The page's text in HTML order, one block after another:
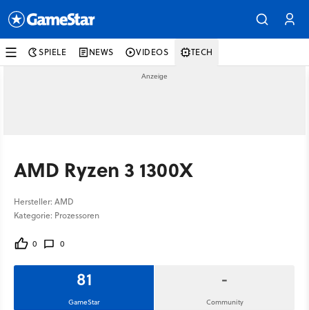
SPIELE NEWS VIDEOS TECH
AMD Ryzen 3 1300X
Hersteller: AMD
Kategorie: Prozessoren
0 0
81
GameStar
-
Community